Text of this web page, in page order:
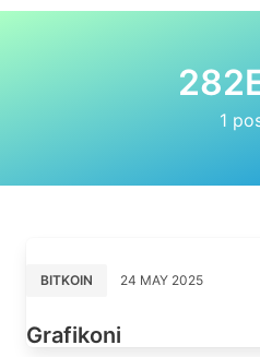
1
BITKOIN 24 MAY 2025
Grafikoni